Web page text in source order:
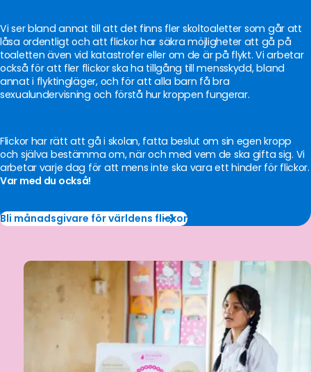
Vi ser bland annat till att det finns fler skoltoaletter som går att
låsa ordentligt och att flickor har säkra möjligheter att gå på
toaletten även vid katastrofer eller om de är på flykt. Vi arbetar
också för att fler flickor ska ha tillgång till mensskydd, bland
annat i flyktingläger, och för att alla barn få bra
sexualundervisning och förstå hur kroppen fungerar.
Flickor har rätt att gå i skolan, fatta beslut om sin egen kropp
och själva bestämma om, när och med vem de ska gifta sig. Vi
arbetar varje dag för att mens inte ska vara ett hinder för flickor.
Var med du också!
Bli månadsgivare för världens flickor
världens
flickor